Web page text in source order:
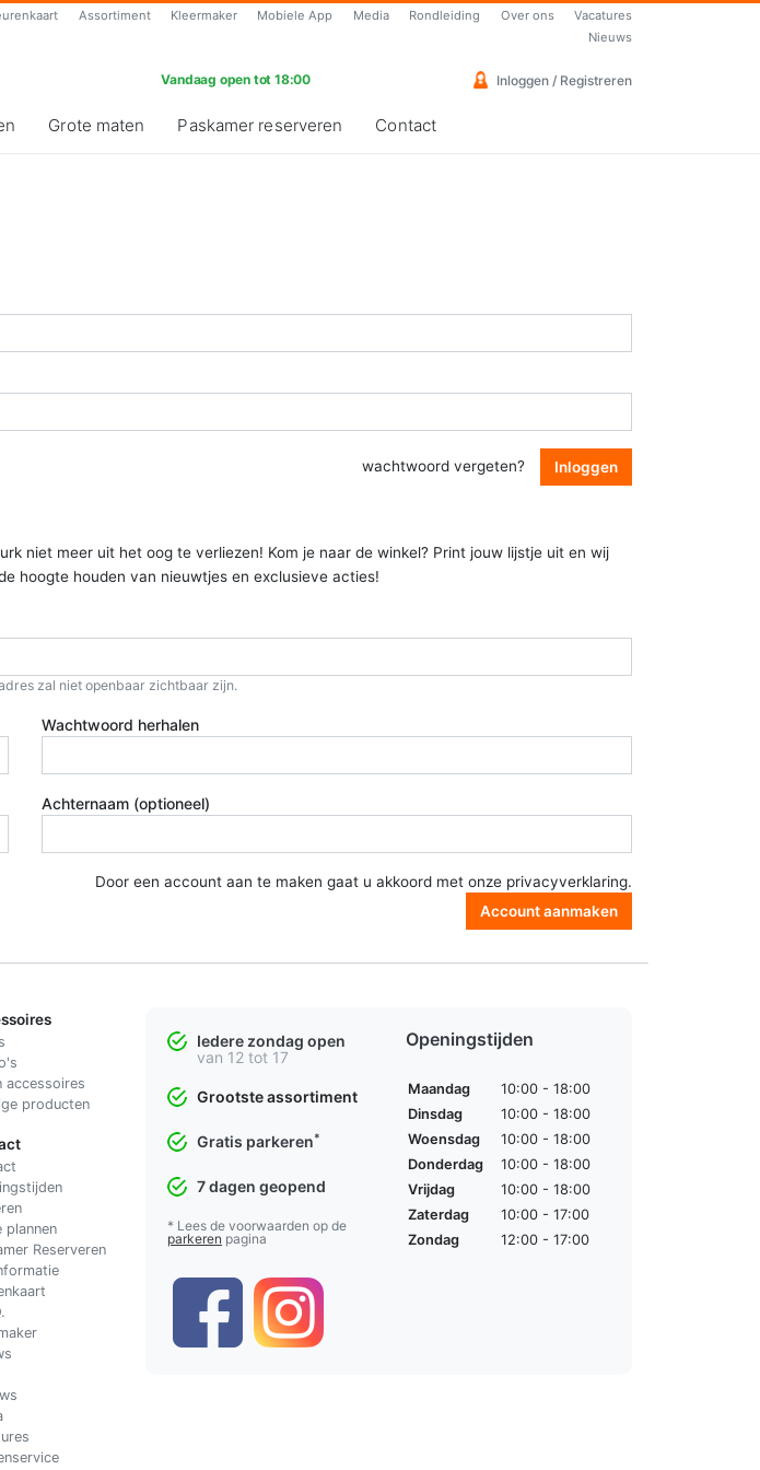
Assortiment Kleermaker Mobiele App Media Rondleiding Over ons
Vacatures
Nieuws
Vandaag open tot 18:00 Inloggen / Registreren
Grote maten Paskamer reserveren Contact
wachtwoord vergeten? Inloggen
niet meer uit het oog te verliezen! Kom je naar de winkel? Print jouw lijstje uit en wij
hoogte houden van nieuwtjes en exclusieve acties!
zal niet openbaar zichtbaar zijn.
Wachtwoord herhalen
Achternaam (optioneel)
Door een account aan te maken gaat u akkoord met onze privacyverklaring.
Account aanmaken
accessoires
producten
plannen
Reserveren
Iedere zondag open
van 12 tot 17
Grootste assortiment
Gratis parkeren*
7 dagen geopend
* Lees de voorwaarden op de
parkeren pagina
Openingstijden
Maandag
10:00 - 18:00
Dinsdag
10:00 - 18:00
Woensdag
10:00 - 18:00
Donderdag
10:00 - 18:00
Vrijdag
10:00 - 18:00
Zaterdag
10:00 - 17:00
Zondag
12:00 - 17:00